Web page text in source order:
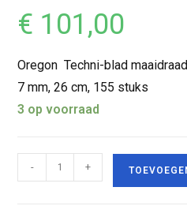
€ 101,00
Oregon Techni-blad
7 mm, 26 cm, 155 stuks
3 op voorraad
- +